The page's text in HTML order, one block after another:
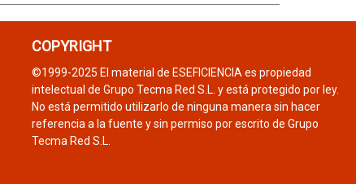
COPYRIGHT
©1999-2025 El material de ESEFICIENCIA es propiedad
intelectual de Grupo Tecma Red S.L. y está protegido por ley.
No está permitido utilizarlo de ninguna manera sin hacer
referencia a la fuente y sin permiso por escrito de Grupo
Tecma Red S.L.